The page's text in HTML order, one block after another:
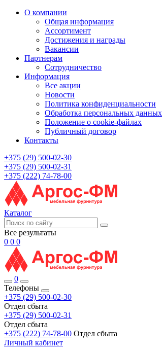
О компании
Общая информация
Ассортимент
Достижения и награды
Вакансии
Партнерам
Сотрудничество
Информация
Все акции
Новости
Политика конфиденциальности
Обработка персональных данных
Положение о cookie-файлах
Публичный договор
Контакты
+375 (29) 500-02-30
+375 (29) 500-02-31
+375 (222) 74-78-00
Каталог
Все результаты
0 0 0
0
Телефоны
+375 (29) 500-02-30
Отдел сбыта
+375 (29) 500-02-31
Отдел сбыта
+375 (222) 74-78-00 Отдел сбыта
Личный кабинет